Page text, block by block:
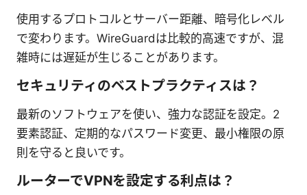
使用するプロトコルとサーバー距離、暗号化レベル
で変わります。WireGuardは比較的高速ですが、混
雑時には遅延が生じることがあります。
セキュリティのベストプラクティスは？
最新のソフトウェアを使い、強力な認証を設定。2
要素認証、定期的なパスワード変更、最小権限の原
則を守ると良いです。
ルーターでVPNを設定する利点は？